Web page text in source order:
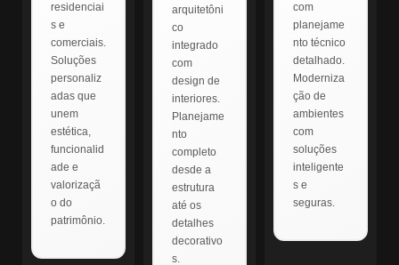
residenciai
s e
comerciais.
Soluções
personaliz
adas que
unem
estética,
funcionalid
ade e
valorizaçã
o do
patrimônio.
arquitetôni
co
integrado
com
design de
interiores.
Planejame
nto
completo
desde a
estrutura
até os
detalhes
decorativo
s.
com
planejame
nto técnico
detalhado.
Moderniza
ção de
ambientes
com
soluções
inteligente
s e
seguras.